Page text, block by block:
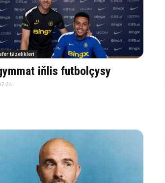
täzelikleri
iňlis futbolçysy
24